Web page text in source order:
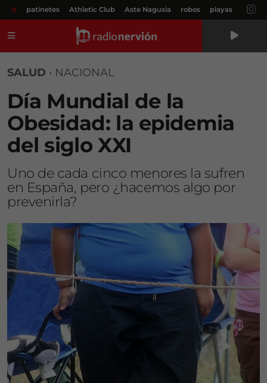
# patinetes Athletic Club Aste Nagusia robos playas
SALUD • NACIONAL
Día Mundial de la
Obesidad: la epidemia
del siglo XXI
Uno de cada cinco menores la sufren
en España, pero ¿hacemos algo por
prevenirla?